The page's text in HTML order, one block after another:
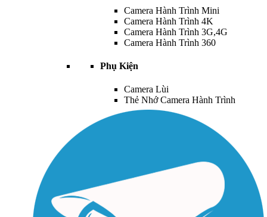
Camera Hành Trình Mini
Camera Hành Trình 4K
Camera Hành Trình 3G,4G
Camera Hành Trình 360
Phụ Kiện
Camera Lùi
Thẻ Nhớ Camera Hành Trình